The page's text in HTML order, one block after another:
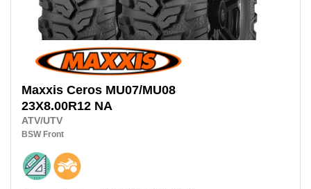
Maxxis Ceros MU07/MU08
23X8.00R12 NA
ATV/UTV
BSW Front